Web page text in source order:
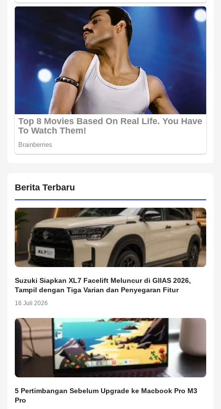
Berita Terbaru
Suzuki Siapkan XL7 Facelift Meluncur di GIIAS 2026,
Tampil dengan Tiga Varian dan Penyegaran Fitur
16 Juli 2026
5 Pertimbangan Sebelum Upgrade ke Macbook Pro M3
Pro